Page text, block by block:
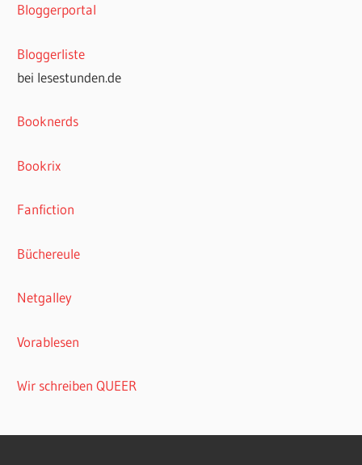
Bloggerportal
Bloggerliste
bei lesestunden.de
Booknerds
Bookrix
Fanfiction
Büchereule
Netgalley
Vorablesen
Wir schreiben QUEER